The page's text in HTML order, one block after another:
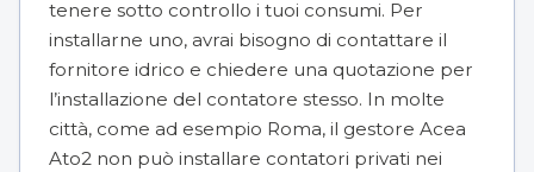
tenere sotto controllo i tuoi consumi. Per
installarne uno, avrai bisogno di contattare il
fornitore idrico e chiedere una quotazione per
l’installazione del contatore stesso. In molte
città, come ad esempio Roma, il gestore Acea
Ato2 non può installare contatori privati nei